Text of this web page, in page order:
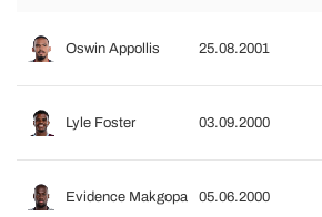
Oswin Appollis 25.08.2001
Lyle Foster 03.09.2000
Evidence Makgopa 05.06.2000